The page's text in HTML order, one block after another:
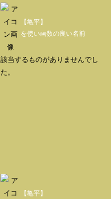
【亀平】
を使い画数の良い名前
該当するものがありませんでし
た。
【亀平】